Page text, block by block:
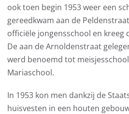
ook toen begin 1953 weer een
gereedkwam aan de
officiële jongensschool en kreeg
De aan de Arnoldenstraat
werd benoemd tot
Mariaschool.
In 1953 kon men dankzij de
huisvesten in een houten